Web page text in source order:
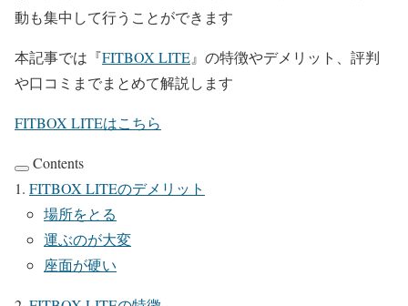
動も集中して行うことができます
本記事では『FITBOX LITE』の特徴やデメリット、評判
や口コミまでまとめて解説します
FITBOX LITEはこちら
Contents
FITBOX LITEのデメリット
場所をとる
運ぶのが大変
座面が硬い